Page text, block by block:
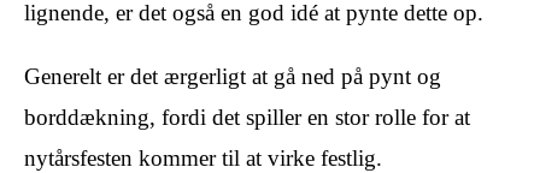
lignende, er det også en god idé at pynte dette op.
Generelt er det ærgerligt at gå ned på pynt og
borddækning, fordi det spiller en stor rolle for at
nytårsfesten kommer til at virke festlig.